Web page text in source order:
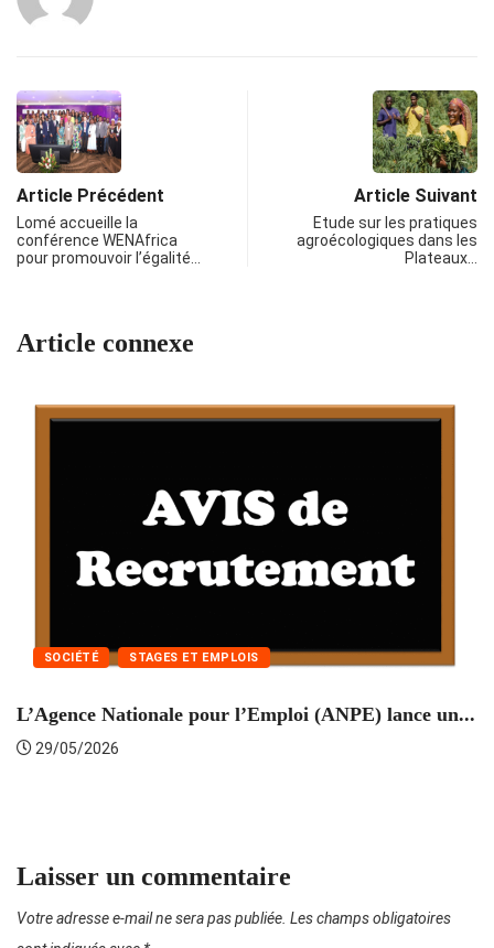
Article Précédent
Lomé accueille la
conférence WENAfrica
pour promouvoir l’égalité…
Article Suivant
Etude sur les pratiques
agroécologiques dans les
Plateaux…
Article connexe
SOCIÉTÉ STAGES ET EMPLOIS
L’Agence Nationale pour l’Emploi (ANPE) lance un...
29/05/2026
Laisser un commentaire
Votre adresse e-mail ne sera pas publiée. Les champs obligatoires